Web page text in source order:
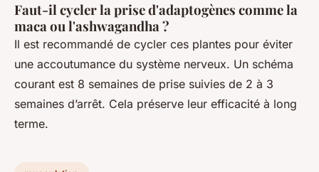
Faut-il cycler la prise d'adaptogènes comme la
maca ou l'ashwagandha ?
Il est recommandé de cycler ces plantes pour éviter
une accoutumance du système nerveux. Un schéma
courant est 8 semaines de prise suivies de 2 à 3
semaines d’arrêt. Cela préserve leur efficacité à long
terme.